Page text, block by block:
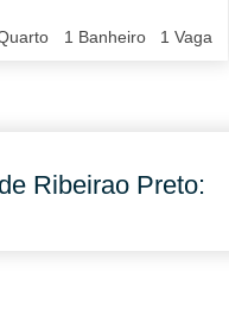
1 Banheiro 1 Vaga
Ribeirao Preto: